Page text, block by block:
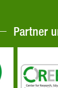
Partner